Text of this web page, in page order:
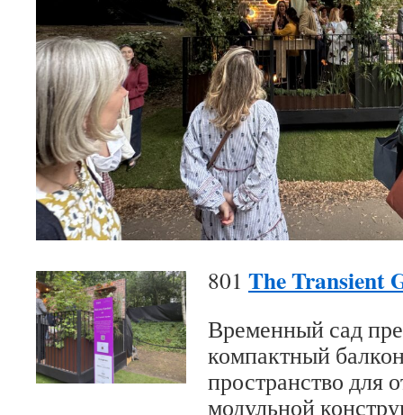
801 The Transient
Временный сад
компактный
пространство для
модульной